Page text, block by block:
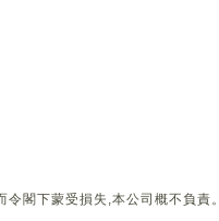
閣下蒙受損失,本公司概不負責。